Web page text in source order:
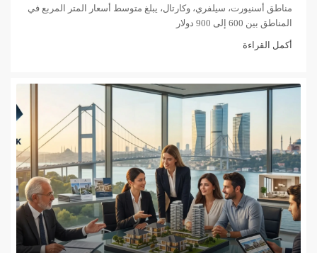
مناطق أسنيورت، سيلفري، وكارتال، يبلغ متوسط أسعار المتر المربع في
المناطق بين 600 إلى 900 دولار
أكمل القراءة